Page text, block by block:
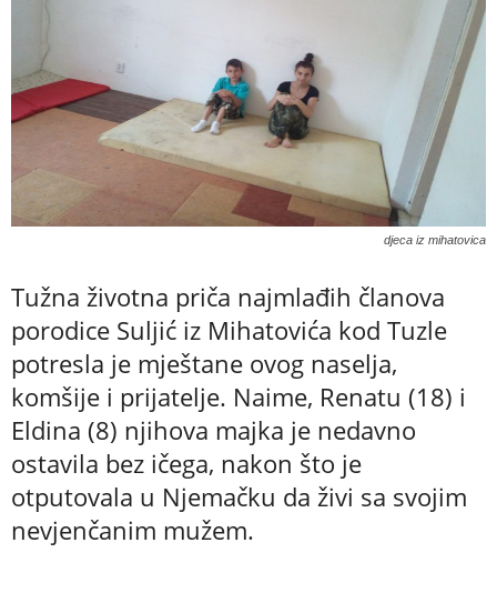
djeca iz mihatovica
Tužna životna priča najmlađih članova
porodice Suljić iz Mihatovića kod Tuzle
potresla je mještane ovog naselja,
komšije i prijatelje. Naime, Renatu (18) i
Eldina (8) njihova majka je nedavno
ostavila bez ičega, nakon što je
otputovala u Njemačku da živi sa svojim
nevjenčanim mužem.